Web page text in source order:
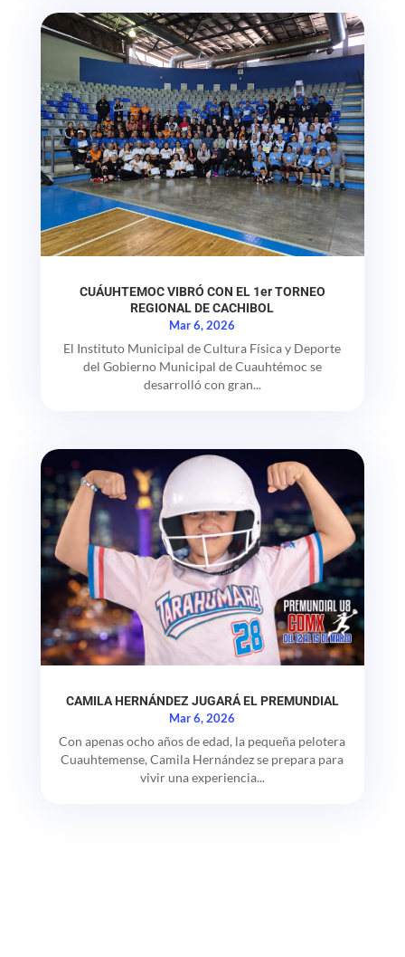
CUÁUHTEMOC VIBRÓ CON EL 1er TORNEO
REGIONAL DE CACHIBOL
Mar 6, 2026
El Instituto Municipal de Cultura Física y Deporte
del Gobierno Municipal de Cuauhtémoc se
desarrolló con gran...
CAMILA HERNÁNDEZ JUGARÁ EL PREMUNDIAL
Mar 6, 2026
Con apenas ocho años de edad, la pequeña pelotera
Cuauhtemense, Camila Hernández se prepara para
vivir una experiencia...